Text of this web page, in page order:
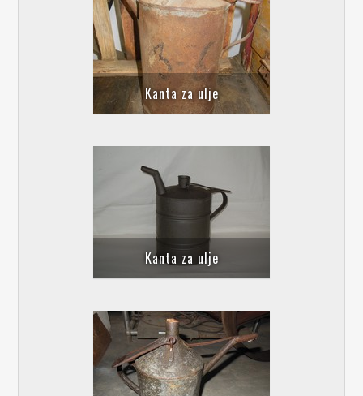
Kanta za ulje
Kanta za ulje